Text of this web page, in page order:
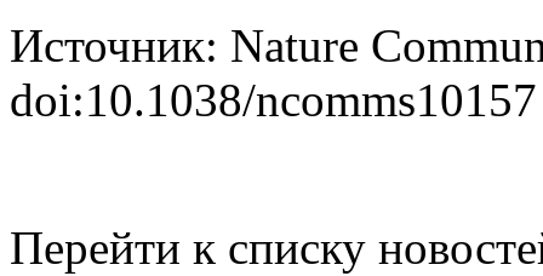
Источник: Nature
doi:10.1038/ncomms10157
Перейти к списку